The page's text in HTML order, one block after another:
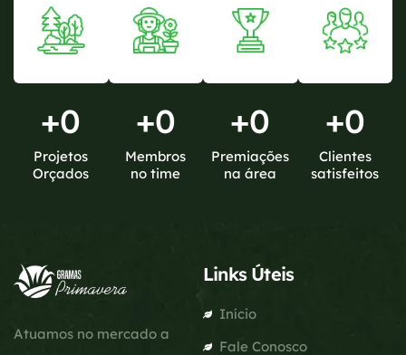
+0
Projetos
Orçados
+0
Membros
no time
+0
Premiações
na área
+0
Clientes
satisfeitos
Atuamos no mercado a
Links Úteis
Início
Fale Conosco